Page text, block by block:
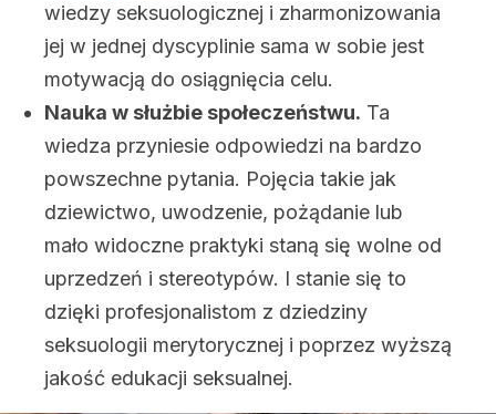
wiedzy seksuologicznej i zharmonizowania
jej w jednej dyscyplinie sama w sobie jest
motywacją do osiągnięcia celu.
Nauka w służbie społeczeństwu. Ta
wiedza przyniesie odpowiedzi na bardzo
powszechne pytania. Pojęcia takie jak
dziewictwo, uwodzenie, pożądanie lub
mało widoczne praktyki staną się wolne od
uprzedzeń i stereotypów. I stanie się to
dzięki profesjonalistom z dziedziny
seksuologii merytorycznej i poprzez wyższą
jakość edukacji seksualnej.